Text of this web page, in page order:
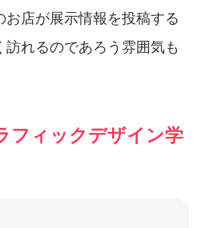
店が展示情報を投稿する
れるのであろう雰囲気も
フィックデザイン学